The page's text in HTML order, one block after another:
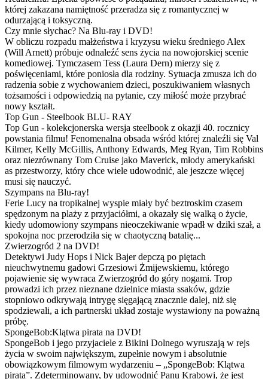
której zakazana namiętność przeradza się z romantycznej w
odurzającą i toksyczną.
Czy mnie słychac? Na Blu-ray i DVD!
W obliczu rozpadu małżeństwa i kryzysu wieku średniego Alex
(Will Arnett) próbuje odnaleźć sens życia na nowojorskiej scenie
komediowej. Tymczasem Tess (Laura Dern) mierzy się z
poświęceniami, które poniosła dla rodziny. Sytuacja zmusza ich do
radzenia sobie z wychowaniem dzieci, poszukiwaniem własnych
tożsamości i odpowiedzią na pytanie, czy miłość może przybrać
nowy kształt.
Top Gun - Steelbook BLU- RAY
Top Gun - kolekcjonerska wersja steelbook z okazji 40. rocznicy
powstania filmu! Fenomenalna obsada wśród której znaleźli się Val
Kilmer, Kelly McGillis, Anthony Edwards, Meg Ryan, Tim Robbins
oraz niezrównany Tom Cruise jako Maverick, młody amerykański
as przestworzy, który chce wiele udowodnić, ale jeszcze więcej
musi się nauczyć.
Szympans na Blu-ray!
Ferie Lucy na tropikalnej wyspie miały być beztroskim czasem
spędzonym na plaży z przyjaciółmi, a okazały się walką o życie,
kiedy udomowiony szympans nieoczekiwanie wpadł w dziki szał, a
spokojna noc przerodziła się w chaotyczną batalię...
Zwierzogród 2 na DVD!
Detektywi Judy Hops i Nick Bajer depczą po piętach
nieuchwytnemu gadowi Grzesiowi Żmijewskiemu, którego
pojawienie się wywraca Zwierzogród do góry nogami. Trop
prowadzi ich przez nieznane dzielnice miasta ssaków, gdzie
stopniowo odkrywają intrygę sięgającą znacznie dalej, niż się
spodziewali, a ich partnerski układ zostaje wystawiony na poważną
próbę.
SpongeBob:Klątwa pirata na DVD!
SpongeBob i jego przyjaciele z Bikini Dolnego wyruszają w rejs
życia w swoim największym, zupełnie nowym i absolutnie
obowiązkowym filmowym wydarzeniu – „SpongeBob: Klątwa
pirata”. Zdeterminowany, by udowodnić Panu Krabowi, że jest